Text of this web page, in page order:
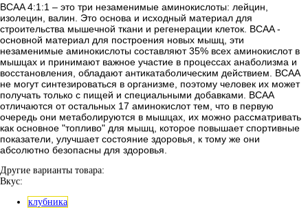
BCAA 4:1:1 – это три незаменимые аминокислоты: лейцин,
изолецин, валин. Это основа и исходный материал для
строительства мышечной ткани и регенерации клеток. BCAA -
основной материал для построения новых мышц, эти
незаменимые аминокислоты составляют 35% всех аминокислот в
мышцах и принимают важное участие в процессах анаболизма и
восстановления, обладают антикатаболическим действием. BCAA
не могут синтезироваться в организме, поэтому человек их может
получать только с пищей и специальными добавками. BCAA
отличаются от остальных 17 аминокислот тем, что в первую
очередь они метаболируются в мышцах, их можно рассматривать
как основное "топливо" для мышц, которое повышает спортивные
показатели, улучшает состояние здоровья, к тому же они
абсолютно безопасны для здоровья.
Другие варианты товара:
Вкус:
клубника